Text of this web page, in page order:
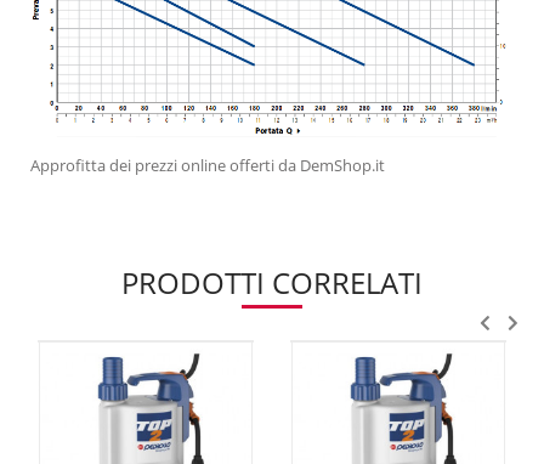
Approfitta dei prezzi online offerti da DemShop.it
PRODOTTI CORRELATI